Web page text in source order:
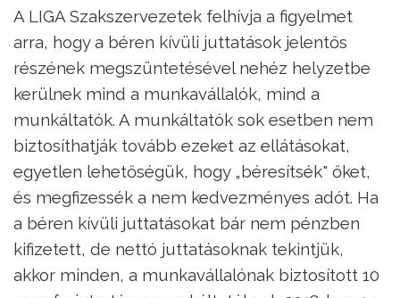
A LIGA Szakszervezetek felhívja a figyelmet
arra, hogy a béren kívüli juttatások jelentős
részének megszüntetésével nehéz helyzetbe
kerülnek mind a munkavállalók, mind a
munkáltatók. A munkáltatók sok esetben nem
biztosíthatják tovább ezeket az ellátásokat,
egyetlen lehetőségük, hogy „béresítsék" őket,
és megfizessék a nem kedvezményes adót. Ha
a béren kívüli juttatásokat bár nem pénzben
kifizetett, de nettó juttatásoknak tekintjük,
akkor minden, a munkavállalónak biztosított 10